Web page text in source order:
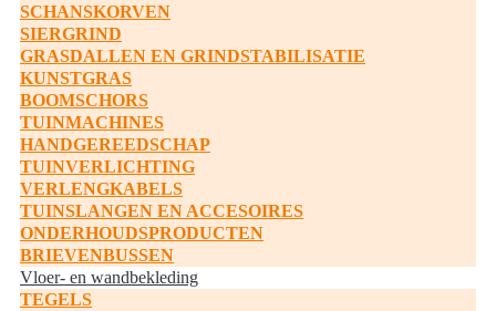
SCHANSKORVEN
SIERGRIND
GRASDALLEN EN GRINDSTABILISATIE
KUNSTGRAS
BOOMSCHORS
TUINMACHINES
HANDGEREEDSCHAP
TUINVERLICHTING
VERLENGKABELS
TUINSLANGEN EN ACCESOIRES
ONDERHOUDSPRODUCTEN
BRIEVENBUSSEN
Vloer- en wandbekleding
TEGELS